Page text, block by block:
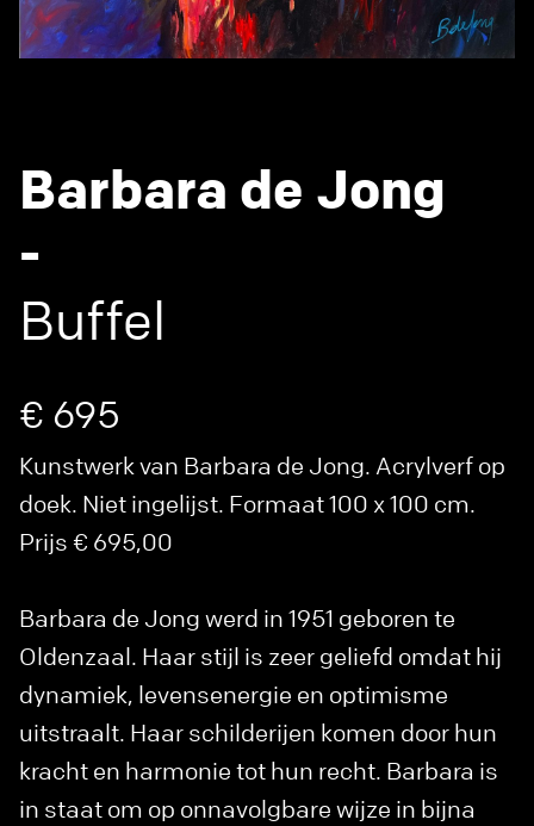
Barbara de Jong
-
Buffel
€ 695
Kunstwerk van Barbara de Jong. Acrylverf op
doek. Niet ingelijst. Formaat 100 x 100 cm.
Prijs € 695,00
Barbara de Jong werd in 1951 geboren te
Oldenzaal. Haar stijl is zeer geliefd omdat hij
dynamiek, levensenergie en optimisme
uitstraalt. Haar schilderijen komen door hun
kracht en harmonie tot hun recht. Barbara is
in staat om op onnavolgbare wijze in bijna